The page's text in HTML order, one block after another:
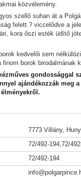
közvélemény.
szellő suhan át a
felett ? viccelődve a
kora őszi esték üdítő
kedvelői sem
borok birodalmának
gondossággal
ajándékozzák meg
7773 Villány,
72/492-194,72/
72/492-194